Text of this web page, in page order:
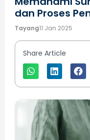
dan Proses
Tayang11 Jan 2025
Share Article